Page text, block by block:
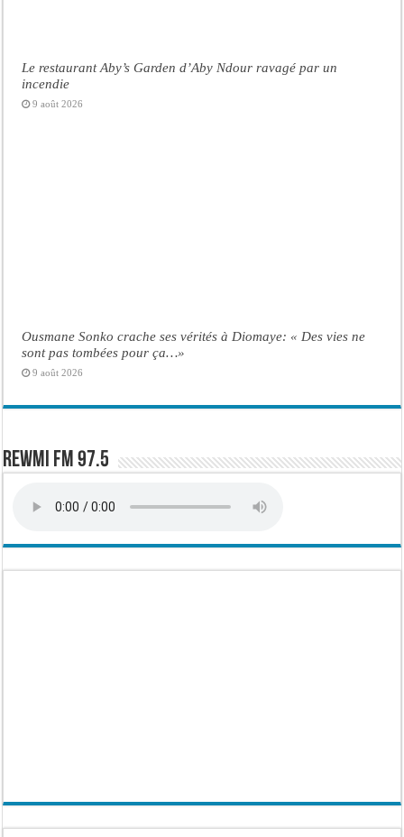
Le restaurant Aby’s Garden d’Aby Ndour ravagé par un
incendie
9 août 2026
Ousmane Sonko crache ses vérités à Diomaye: « Des vies ne
sont pas tombées pour ça…»
9 août 2026
Rewmi FM 97.5